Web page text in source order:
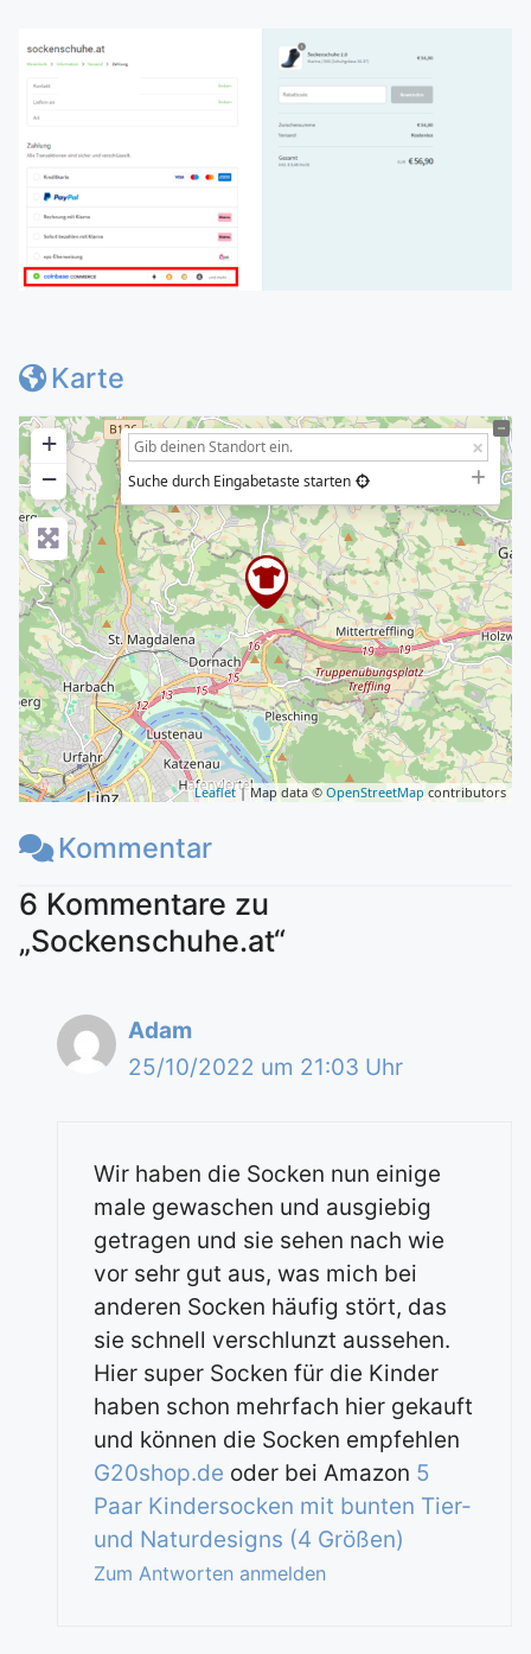
Karte
+
−
Suche durch Eingabetaste starten
Leaflet | Map data © OpenStreetMap contributors
Kommentar
6 Kommentare zu
„Sockenschuhe.at“
Adam
25/10/2022 um 21:03 Uhr
Wir haben die Socken nun einige
male gewaschen und ausgiebig
getragen und sie sehen nach wie
vor sehr gut aus, was mich bei
anderen Socken häufig stört, das
sie schnell verschlunzt aussehen.
Hier super Socken für die Kinder
haben schon mehrfach hier gekauft
und können die Socken empfehlen
G20shop.de oder bei Amazon 5
Paar Kindersocken mit bunten Tier-
und Naturdesigns (4 Größen)
Zum Antworten anmelden